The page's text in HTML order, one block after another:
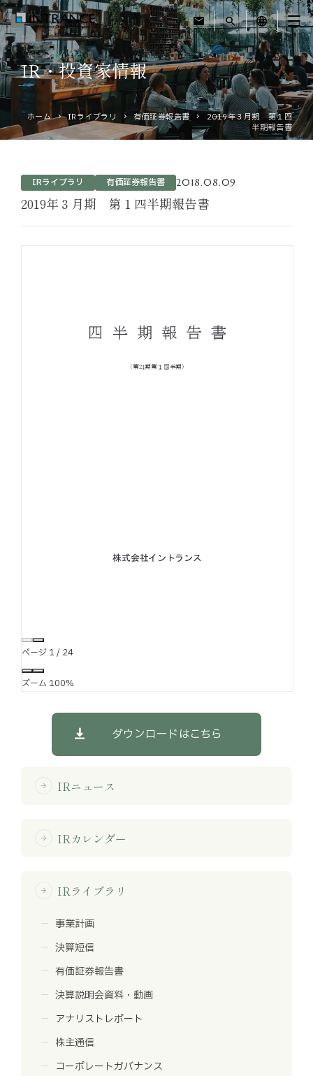
mail search language
トップ
企業情報
運営ホテル
IR・投資家情報
ホーム IRライブラリ 有価証券報告書
2019年３月期 第１四
半期報告書
IRライブラリ 有価証券報告書 2018.08.09
2019年３月期 第１四半期報告書
ページ 1/ 24
ズーム 100%
ダウンロードはこちら
arrow_forward IRニュース
arrow_forward IRカレンダー
arrow_forward IRライブラリ
事業計画
決算短信
有価証券報告書
決算説明会資料・動画
アナリストレポート
株主通信
コーポレートガバナンス